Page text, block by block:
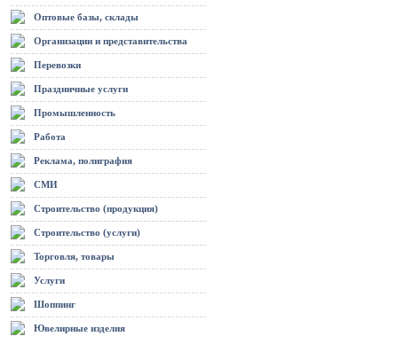
Оптовые базы, склады
Организации и представительства
Перевозки
Праздничные услуги
Промышленность
Работа
Реклама, полиграфия
СМИ
Строительство (продукция)
Строительство (услуги)
Торговля, товары
Услуги
Шоппинг
Ювелирные изделия